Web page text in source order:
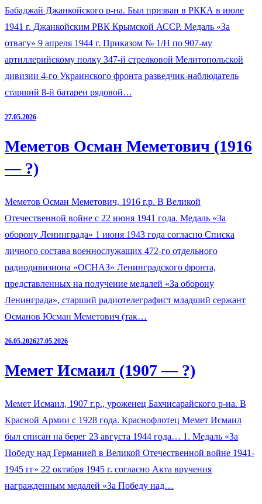
Бабаджай Джанкойского р-на. Был призван в РККА в июле
1941 г. Джанкойским РВК Крымской АССР. Медаль «За
отвагу» 9 апреля 1944 г. Приказом № 1/Н по 907-му
артиллерийскому полку 347-й стрелковой Мелитопольской
дивизии 4-го Украинского фронта разведчик-наблюдатель
старший 8-й батареи рядовой…
27.05.2026
Меметов Осман Меметович (1916
— ?)
Меметов Осман Меметович, 1916 г.р. В Великой
Отечественной войне с 22 июня 1941 года. Медаль «За
оборону Ленинграда» 1 июня 1943 года согласно Списка
личного состава военнослужащих 472-го отдельного
радиодивизиона «ОСНАЗ» Ленинградского фронта,
представленных на получение медалей «За оборону
Ленинграда», старший радиотелеграфист младший сержант
Османов Юсман Меметович (так…
26.05.202627.05.2026
Мемет Исмаил (1907 — ?)
Мемет Исмаил, 1907 г.р., уроженец Бахчисарайского р-на. В
Красной Армии с 1928 года. Краснофлотец Мемет Исмаил
был списан на берег 23 августа 1944 года… 1. Медаль «За
Победу над Германией в Великой Отечественной войне 1941-
1945 гг» 22 октября 1945 г. согласно Акта вручения
награжденным медалей «За Победу над…